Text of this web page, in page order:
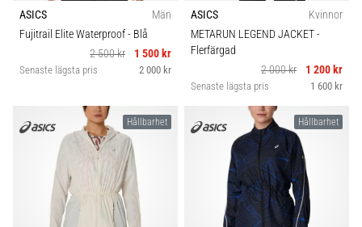
på
vad…
artiklar
ASICS
Män
Fujitrail Elite Waterproof- Blå
2 500 kr
1 500 kr
Senaste lägsta pris 2 000 kr
ASICS
Kvinnor
METARUN LEGEND JACKET-
Flerfärgad
2 000 kr
1 200 kr
Senaste lägsta pris 1 600 kr
Hållbarhet Hållbarhet